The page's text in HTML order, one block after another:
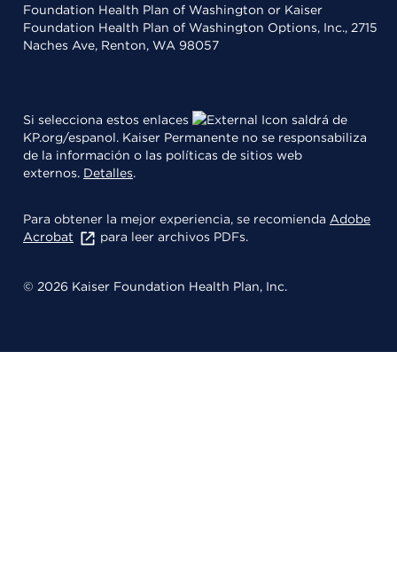
Foundation Health Plan of Washington or Kaiser
Foundation Health Plan of Washington Options, Inc., 2715
Naches Ave, Renton, WA 98057
Si selecciona estos enlaces
saldrá de
KP.org/espanol. Kaiser Permanente no se responsabiliza
de la información o las políticas de sitios web
externos. Detalles.
Para obtener la mejor experiencia, se recomienda Adobe
Acrobat
para leer archivos PDFs.
© 2026 Kaiser Foundation Health Plan, Inc.